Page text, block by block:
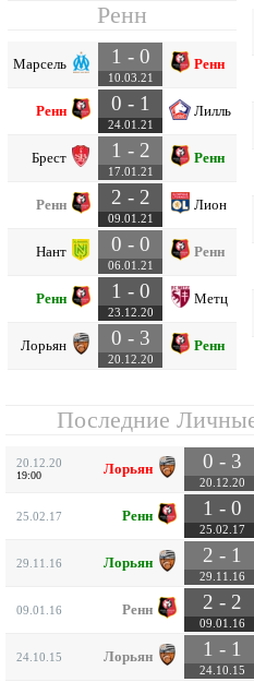
Ренн
Марсель 1 - 0
10.03.21
Ренн
Ренн 0 - 1
24.01.21
Лилль
Брест 1 - 2
17.01.21
Ренн
Ренн 2 - 2
09.01.21
Лион
Нант 0 - 0
06.01.21
Ренн
Ренн 1 - 0
23.12.20
Метц
Лорьян 0 - 3
20.12.20
Ренн
Последние
20.12.20
19:00 Лорьян 0 - 3
20.12.20
25.02.17 Ренн 1 - 0
25.02.17
29.11.16 Лорьян 2 - 1
29.11.16
09.01.16 Ренн 2 - 2
09.01.16
24.10.15 Лорьян 1 - 1
24.10.15